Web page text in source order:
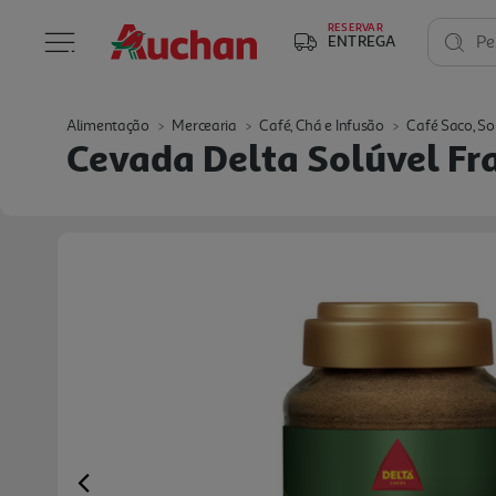
RESERVAR
ENTREGA
Alimentação Mercearia Café, Chá e Infusão Café Saco,
Cevada Delta Solúvel